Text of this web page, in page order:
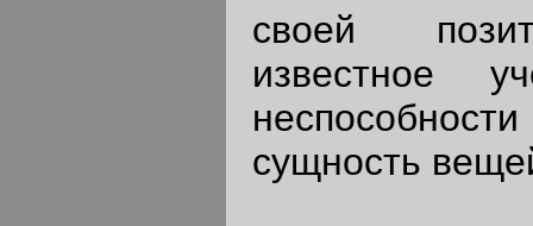
своей
известное
сущность